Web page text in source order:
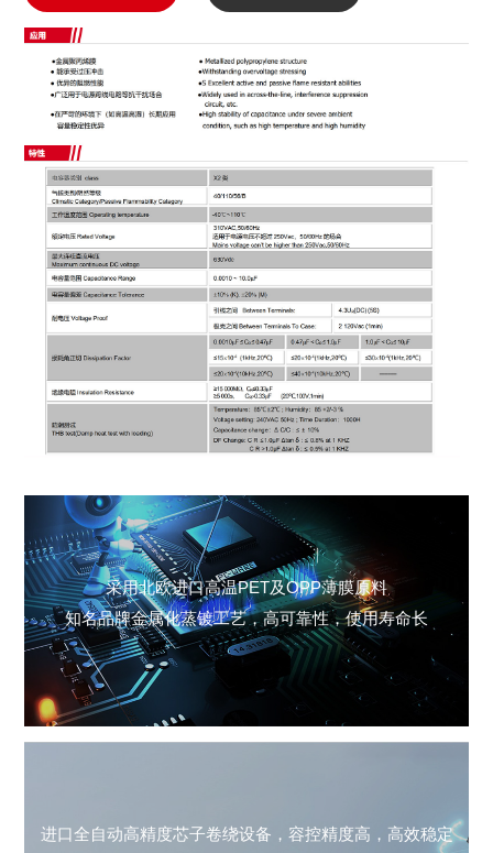
采用北欧进口高温PET及OPP薄膜原料
知名品牌金属化蒸镀工艺，高可靠性，使用寿命长
进口全自动高精度芯子卷绕设备， 容控精度高，高效稳定